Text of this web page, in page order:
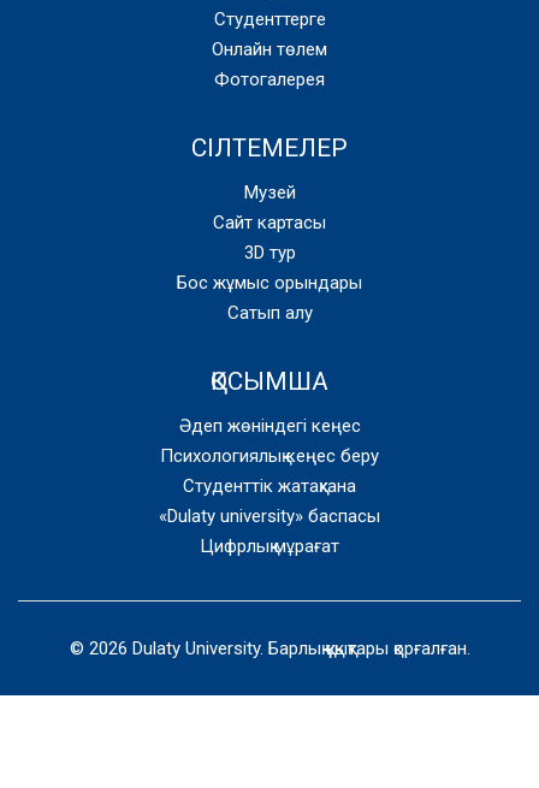
Студенттерге
Онлайн төлем
Фотогалерея
СІЛТЕМЕЛЕР
Музей
Сайт картасы
3D тур
Бос жұмыс орындары
Сатып алу
ҚОСЫМША
Әдеп жөніндегі кеңес
Психологиялық кеңес беру
Студенттік жатақхана
«Dulaty university» баспасы
Цифрлық мұрағат
© 2026 Dulaty University. Барлық құқықтары қорғалған.